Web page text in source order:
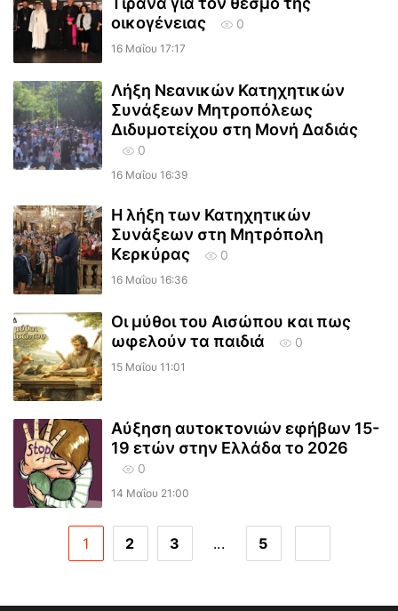
οικογένειας
0
16 Μαΐου 17:17
Λήξη Νεανικών Κατηχητικών
Συνάξεων Μητροπόλεως
Διδυμοτείχου στη Μονή Δαδιάς
0
16 Μαΐου 16:39
Η λήξη των Κατηχητικών
Συνάξεων στη Μητρόπολη
Κερκύρας
0
16 Μαΐου 16:36
Οι μύθοι του Αισώπου και πως
ωφελούν τα παιδιά
0
15 Μαΐου 11:01
Αύξηση αυτοκτονιών εφήβων 15-
19 ετών στην Ελλάδα το 2026
0
14 Μαΐου 21:00
1 2 3 ... 5